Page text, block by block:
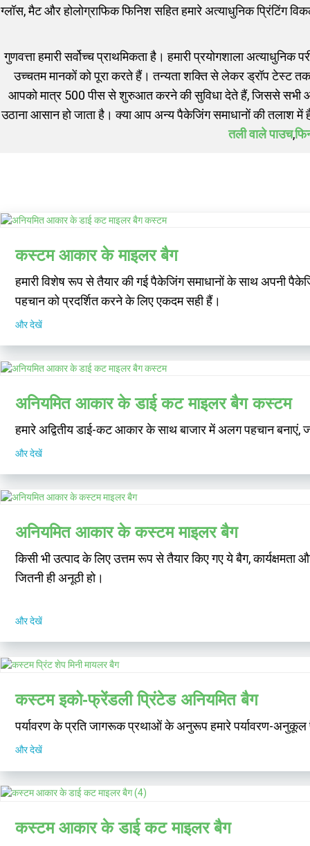
ग्लॉस, मैट और होलोग्राफिक फिनिश सहित हमारे अत्याधुनिक
गुणवत्ता हमारी सर्वोच्च प्राथमिकता है। हमारी प्रयोगशाला
उच्चतम मानकों को पूरा करते हैं। तन्यता शक्ति से लेकर ड्रॉप टेस्ट
आपको मात्र 500 पीस से शुरुआत करने की सुविधा देते हैं, जिससे सभी
उठाना आसान हो जाता है। क्या आप अन्य पैकेजिंग समाधानों की तलाश
तली वाले पाउच,
कस्टम आकार के माइलर बैग
हमारी विशेष रूप से तैयार की गई पैकेजिंग समाधानों के साथ अपनी
पहचान को प्रदर्शित करने के लिए एकदम सही हैं।
और देखें
अनियमित आकार के डाई कट माइलर बैग कस्टम
हमारे अद्वितीय डाई-कट आकार के साथ बाजार में अलग पहचान
और देखें
अनियमित आकार के कस्टम माइलर बैग
किसी भी उत्पाद के लिए उत्तम रूप से तैयार किए गए ये बैग,
जितनी ही अनूठी हो।
और देखें
कस्टम इको-फ्रेंडली प्रिंटेड अनियमित बैग
पर्यावरण के प्रति जागरूक प्रथाओं के अनुरूप हमारे पर्यावरण-
और देखें
कस्टम आकार के डाई कट माइलर बैग